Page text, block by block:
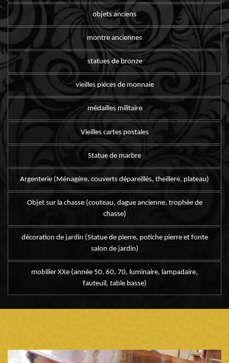
objets anciens
montre anciennes
statues de bronze
vieilles pièces de monnaie
médailles militaire
Vieilles cartes postales
Statue de marbre
Argenterie (Ménagère, couverts dépareillés, theillere, plateau)
Objet sur la chasse (couteau, dague ancienne, trophée de
chasse)
décoration de jardin (Statue de pierre, potiche pierre et fonte
salon de jardin)
mobilier XXe (année 50, 60, 70, luminaire, lampadaire,
fauteuil, table basse)